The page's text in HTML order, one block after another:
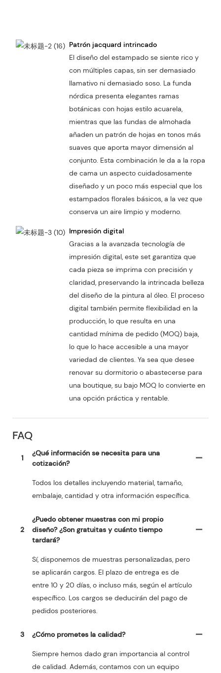
Patrón jacquard intrincado
El diseño del estampado se siente rico y
con múltiples capas, sin ser demasiado
llamativo ni demasiado soso. La funda
nórdica presenta elegantes ramas
botánicas con hojas estilo acuarela,
mientras que las fundas de almohada
añaden un patrón de hojas en tonos más
suaves que aporta mayor dimensión al
conjunto. Esta combinación le da a la ropa
de cama un aspecto cuidadosamente
diseñado y un poco más especial que los
estampados florales básicos, a la vez que
conserva un aire limpio y moderno.
Impresión digital
Gracias a la avanzada tecnología de
impresión digital, este set garantiza que
cada pieza se imprima con precisión y
claridad, preservando la intrincada belleza
del diseño de la pintura al óleo. El proceso
digital también permite flexibilidad en la
producción, lo que resulta en una
cantidad mínima de pedido (MOQ) baja,
lo que lo hace accesible a una mayor
variedad de clientes. Ya sea que desee
renovar su dormitorio o abastecerse para
una boutique, su bajo MOQ lo convierte en
una opción práctica y rentable.
FAQ
1
¿Qué información se necesita para una
cotización?
Todos los detalles incluyendo material, tamaño,
embalaje, cantidad y otra información específica.
2
¿Puedo obtener muestras con mi propio
diseño? ¿Son gratuitas y cuánto tiempo
tardará?
Sí, disponemos de muestras personalizadas, pero
se aplicarán cargos. El plazo de entrega es de
entre 10 y 20 días, o incluso más, según el artículo
específico. Los cargos se deducirán del pago de
pedidos posteriores.
3 ¿Cómo prometes la calidad?
Siempre hemos dado gran importancia al control
de calidad. Además, contamos con un equipo